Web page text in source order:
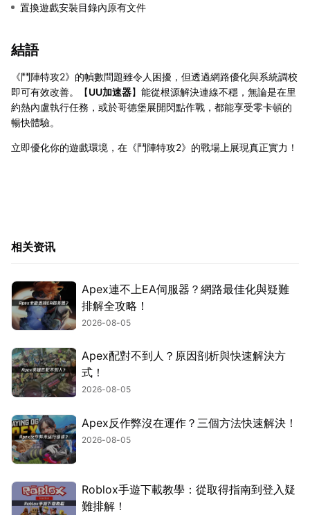
置換遊戲安裝目錄內原有文件
結語
《鬥陣特攻2》的幀數問題雖令人困擾，但透過網路優化與系統調校
即可有效改善。【UU加速器】能從根源解決連線不穩，無論是在里
約熱內盧執行任務，或於哥德堡展開閃點作戰，都能享受零卡頓的
暢快體驗。
立即優化你的遊戲環境，在《鬥陣特攻2》的戰場上展現真正實力！
相关资讯
Apex連不上EA伺服器？網路最佳化與疑難
排解全攻略！
2026-08-05
Apex配對不到人？原因剖析與快速解決方
式！
2026-08-05
Apex反作弊沒在運作？三個方法快速解決！
2026-08-05
Roblox手遊下載教學：從取得指南到登入疑
難排解！